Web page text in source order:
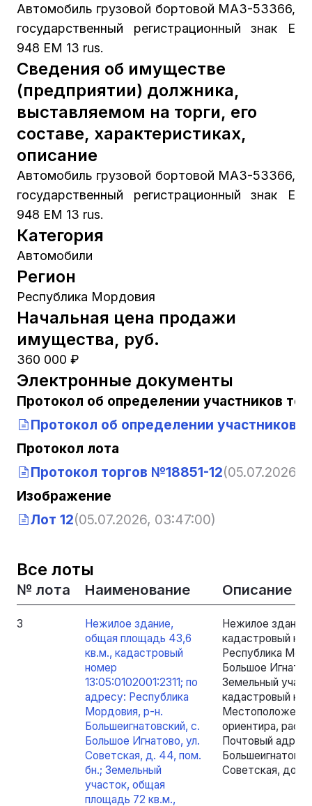
Автомобиль грузовой бортовой МАЗ-53366,
государственный регистрационный знак Е
948 ЕМ 13 rus.
Сведения об имуществе
(предприятии) должника,
выставляемом на торги, его
составе, характеристиках,
описание
Автомобиль грузовой бортовой МАЗ-53366,
государственный регистрационный знак Е
948 ЕМ 13 rus.
Категория
Автомобили
Регион
Республика Мордовия
Начальная цена продажи
имущества, руб.
360 000 ₽
Электронные документы
Протокол об определении участников
Протокол об определении участников
Протокол лота
Протокол торгов №18851-12(05.07.2026,
Изображение
Лот 12(05.07.2026, 03:47:00)
Все лоты
№ лота Наименование Описание
3
Нежилое здание,
общая площадь 43,6
кв.м., кадастровый
номер
13:05:0102001:2311; по
адресу: Республика
Мордовия, р-н.
Большеигнатовский, с.
Большое Игнатово, ул.
Советская, д. 44, пом.
бн.; Земельный
участок, общая
площадь 72 кв.м.,
Нежилое
кадастровый
Республика
Большое
Земельный
кадастровый
ориентира,
Почтовый адрес
Советская, дом